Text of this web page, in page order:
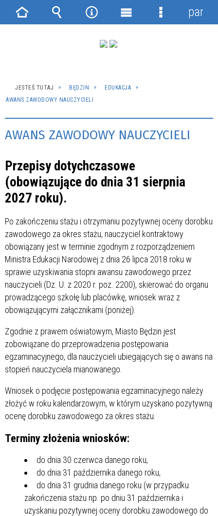
JESTEŚ TUTAJ BĘDZIN
EDUKACJA
AWANS ZAWODOWY NAUCZYCIELI
AWANS ZAWODOWY NAUCZYCIELI
Przepisy dotychczasowe
(obowiązujące do dnia 31 sierpnia
2027 roku).
Po zakończeniu stażu i otrzymaniu pozytywnej oceny dorobku
zawodowego za okres stażu, nauczyciel kontraktowy
obowiązany jest w terminie zgodnym z rozporządzeniem
Ministra Edukacji Narodowej z dnia 26 lipca 2018 roku w
sprawie uzyskiwania stopni awansu zawodowego przez
nauczycieli (Dz. U. z 2020 r. poz. 2200), skierować do organu
prowadzącego szkołę lub placówkę, wniosek wraz z
obowiązującymi załącznikami (poniżej).
Zgodnie z prawem oświatowym, Miasto Będzin jest
zobowiązane do przeprowadzenia postępowania
egzaminacyjnego, dla nauczycieli ubiegających się o awans na
stopień nauczyciela mianowanego.
Wniosek o podjęcie postępowania egzaminacyjnego należy
złożyć w roku kalendarzowym, w którym uzyskano pozytywną
ocenę dorobku zawodowego za okres stażu.
Terminy złożenia wniosków:
do dnia 30 czerwca danego roku,
do dnia 31 października danego roku,
do dnia 31 grudnia danego roku (w przypadku
zakończenia stażu np. po dniu 31 października i
uzyskaniu pozytywnej oceny dorobku zawodowego do
Strona Wyszukiwarka
NarzędziaMenu
Menu
panel